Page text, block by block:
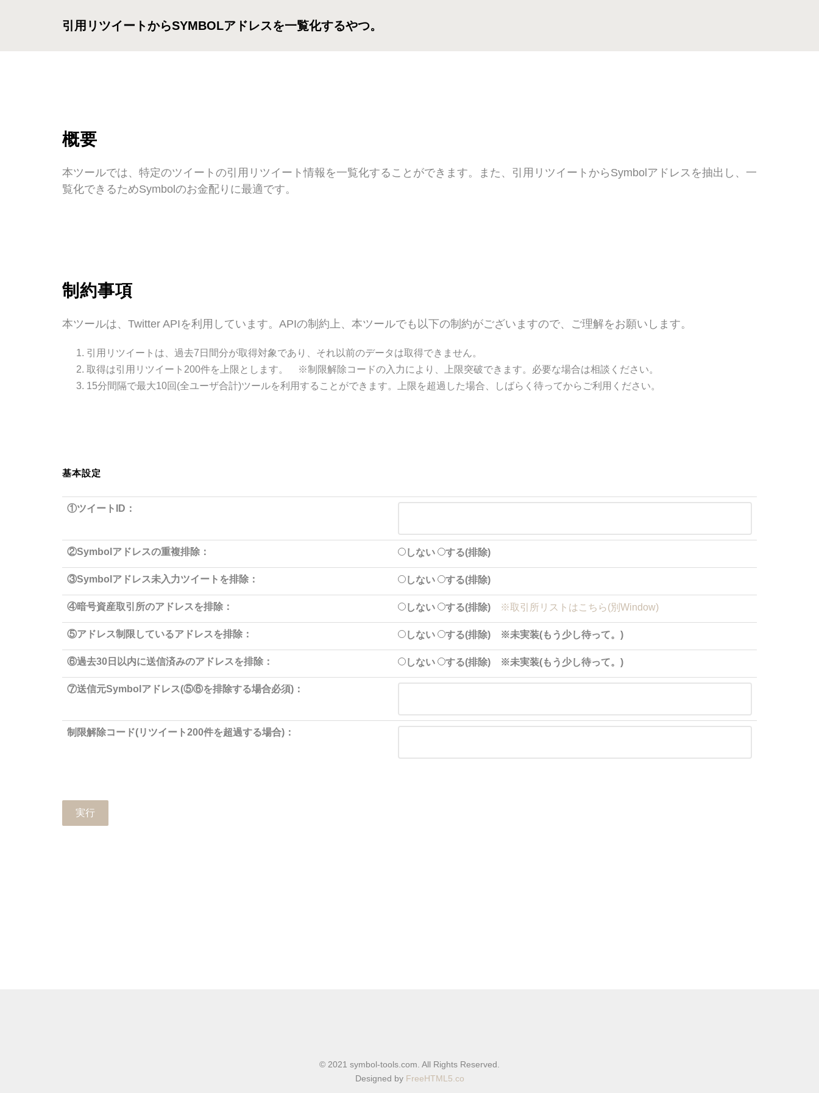
引用リツイートからSYMBOLアドレスを一覧化するやつ。
概要
本ツールでは、特定のツイートの引用リツイート情報を一覧化することができます。また、引用リツイートからSymbolアドレスを抽出し、一
覧化できるためSymbolのお金配りに最適です。
制約事項
本ツールは、Twitter APIを利用しています。APIの制約上、本ツールでも以下の制約がございますので、ご理解をお願いします。
引用リツイートは、過去7日間分が取得対象であり、それ以前のデータは取得できません。
取得は引用リツイート200件を上限とします。 ※制限解除コードの入力により、上限突破できます。必要な場合は相談ください。
15分間隔で最大10回(全ユーザ合計)ツールを利用することができます。上限を超過した場合、しばらく待ってからご利用ください。
基本設定
①ツイートID：
②Symbolアドレスの重複排除： しない する(排除)
③Symbolアドレス未入力ツイートを排除： しない する(排除)
④暗号資産取引所のアドレスを排除： しない する(排除) ※取引所リストはこちら(別Window)
⑤アドレス制限しているアドレスを排除： しない する(排除) ※未実装(もう少し待って。)
⑥過去30日以内に送信済みのアドレスを排除： しない する(排除) ※未実装(もう少し待って。)
⑦送信元Symbolアドレス(⑤⑥を排除する場合必須)：
制限解除コード(リツイート200件を超過する場合)：
© 2021 symbol-tools.com. All Rights Reserved.
Designed by FreeHTML5.co